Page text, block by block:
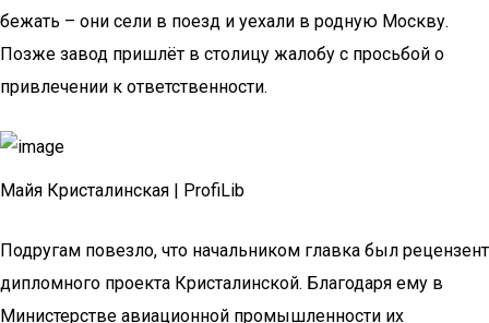
бежать – они сели в поезд и уехали в родную Москву.
Позже завод пришлёт в столицу жалобу с просьбой о
привлечении к ответственности.
Майя Кристалинская | ProfiLib
Подругам повезло, что начальником главка был рецензент
дипломного проекта Кристалинской. Благодаря ему в
Министерстве авиационной промышленности их